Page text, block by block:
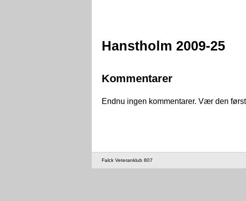
Hanstholm 2009-25
Kommentarer
Endnu ingen kommentarer. Vær den
Falck Veteranklub 807